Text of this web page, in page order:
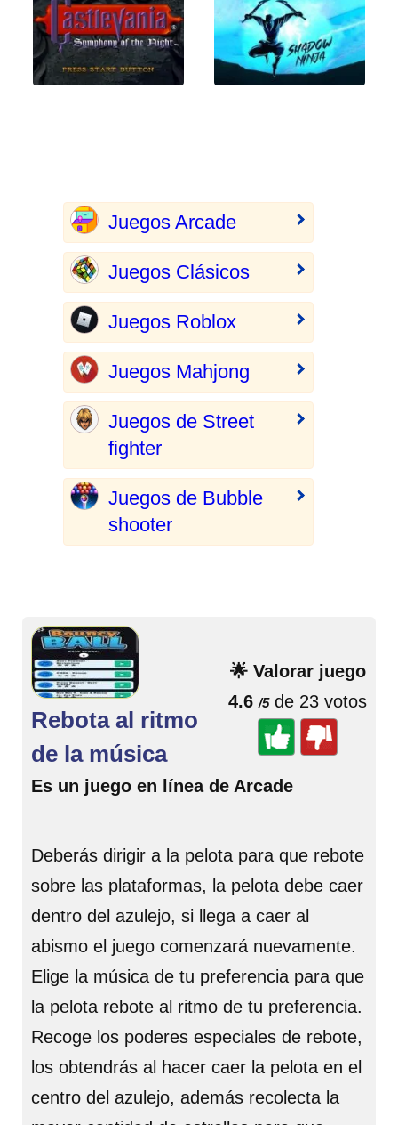
Juegos Arcade
Juegos Clásicos
Juegos Roblox
Juegos Mahjong
Juegos de Street
fighter
Juegos de Bubble
shooter
🌟 Valorar juego
4.6 /5de 23 votos
Rebota al ritmo
de la música
Es un juego en línea de Arcade
Deberás dirigir a la pelota para que rebote
sobre las plataformas, la pelota debe caer
dentro del azulejo, si llega a caer al
abismo el juego comenzará nuevamente.
Elige la música de tu preferencia para que
la pelota rebote al ritmo de tu preferencia.
Recoge los poderes especiales de rebote,
los obtendrás al hacer caer la pelota en el
centro del azulejo, además recolecta la